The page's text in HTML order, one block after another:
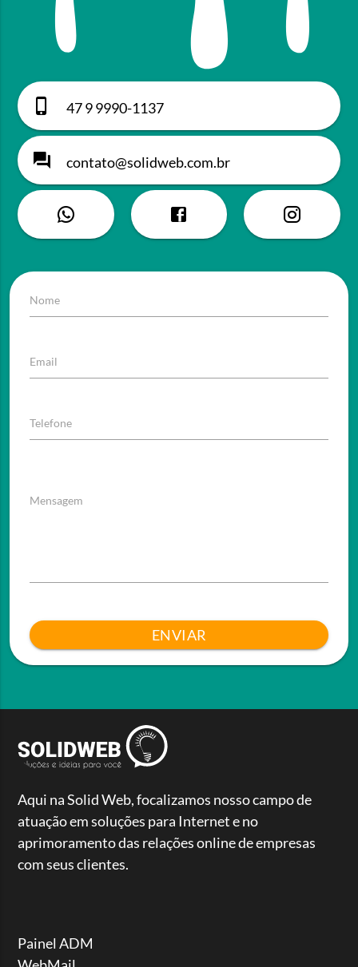
47 9 9990-1137
contato@solidweb.com.br
Nome
Email
Telefone
Mensagem
ENVIAR
Aqui na Solid Web, focalizamos nosso campo de
atuação em soluções para Internet e no
aprimoramento das relações online de empresas
com seus clientes.
Painel ADM